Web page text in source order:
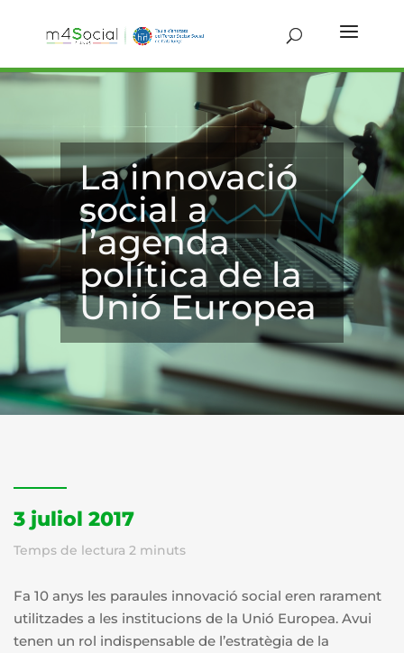
La innovació
social a
l’agenda
política de la
Unió Europea
3 juliol 2017
Temps de lectura 2 minuts
Fa 10 anys les paraules innovació social eren rarament
utilitzades a les institucions de la Unió Europea. Avui
tenen un rol indispensable de l’estratègia de la